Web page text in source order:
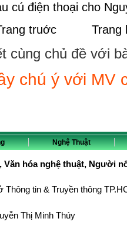
cú điện thoại cho
truớc
Trang
cùng chủ đề với
chú ý với MV
Nghệ Thuật
hóa nghệ thuật, Người
tin & Truyền thông
Thị Minh Thúy